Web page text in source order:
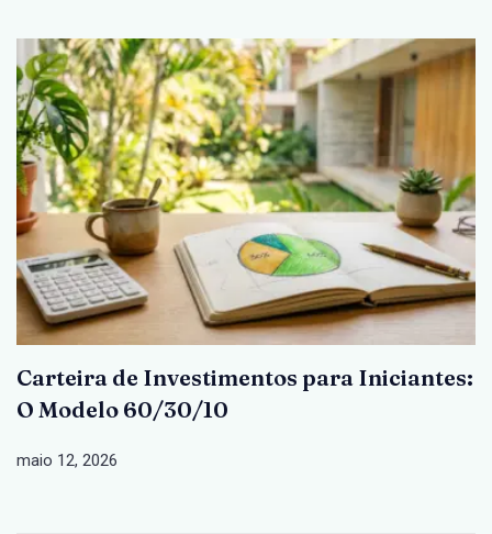
Carteira de Investimentos para Iniciantes:
O Modelo 60/30/10
maio 12, 2026